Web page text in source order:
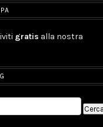
gratis alla nostra